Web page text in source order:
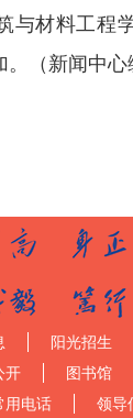
与材料工程
（新闻中心
阳光招生
开
图书馆
用电话 领导